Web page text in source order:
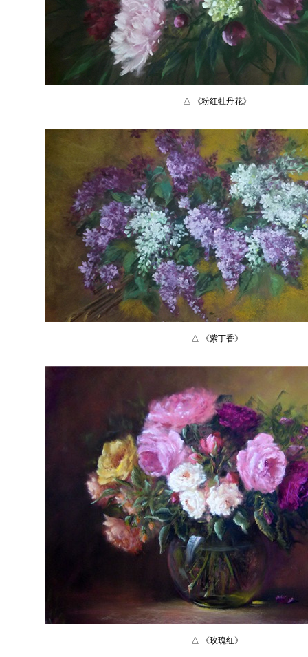
△ 《粉红牡丹花》
△ 《紫丁香》
△ 《玫瑰红》